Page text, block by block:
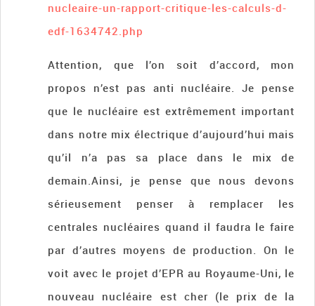
nucleaire-un-rapport-critique-les-calculs-d-
edf-1634742.php
Attention, que l’on soit d’accord, mon
propos n’est pas anti nucléaire. Je pense
que le nucléaire est extrêmement important
dans notre mix électrique d’aujourd’hui mais
qu’il n’a pas sa place dans le mix de
demain.Ainsi, je pense que nous devons
sérieusement penser à remplacer les
centrales nucléaires quand il faudra le faire
par d’autres moyens de production. On le
voit avec le projet d’EPR au Royaume-Uni, le
nouveau nucléaire est cher (le prix de la